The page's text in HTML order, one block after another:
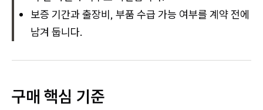
보증 기간과 출장비, 부품 수급 가능 여부를 계약 전에
남겨 둡니다.
구매 핵심 기준